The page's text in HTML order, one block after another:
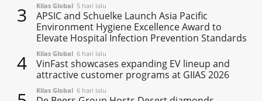
3 Kilas Global 5 hari lalu
APSIC and Schuelke Launch Asia Pacific
Environment Hygiene Excellence Award to
Elevate Hospital Infection Prevention Standards
4 Kilas Global 6 hari lalu
VinFast showcases expanding EV lineup and
attractive customer programs at GIIAS 2026
Kilas Global 6 hari lalu